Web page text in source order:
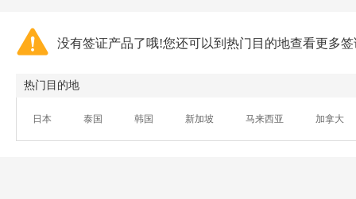
没有签证产品了哦!您还可以到热门目的地查看更多
热门目的地
日本 泰国 韩国 新加坡 马来西亚 加拿大